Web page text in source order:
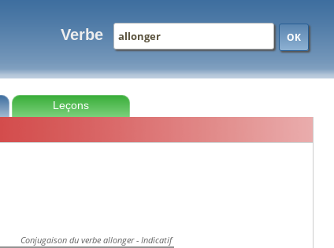
Verbe OK
Leçons
Conjugaison du verbe allonger - Indicatif